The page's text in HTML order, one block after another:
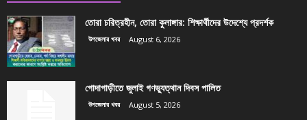
তোরা চরিত্রহীন, তোরা কুলাঙ্গার: শিক্ষার্থীদের উদেশ্যে প্রদর্শক
উপজেলার খবর August 6, 2026
গোদাগাড়ীতে জুলাই গণভ্যুত্থান দিবস পালিত
উপজেলার খবর August 5, 2026